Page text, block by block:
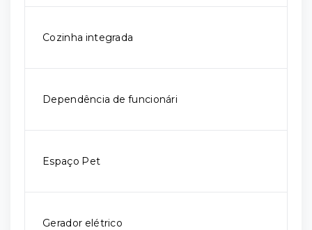
Cozinha integrada
Dependência de funcionári
Espaço Pet
Gerador elétrico